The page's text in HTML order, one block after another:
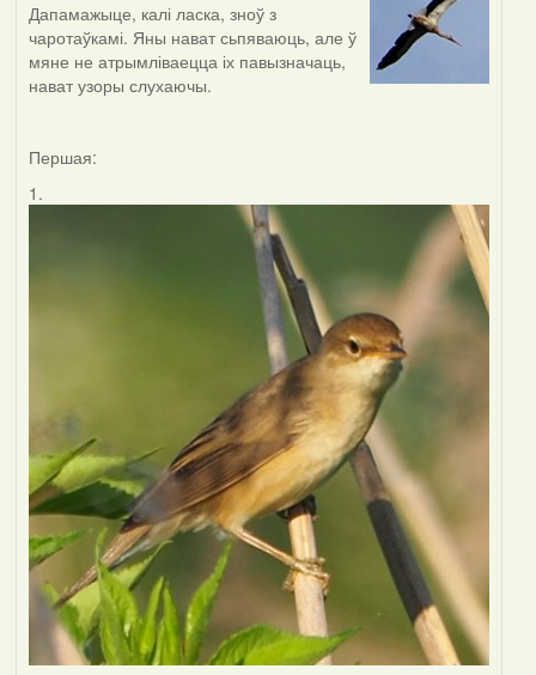
Дапамажыце, калі ласка, зноў з
чаротаўкамі. Яны нават сьпяваюць, але ў
мяне не атрымліваецца іх павызначаць,
нават узоры слухаючы.
Першая:
1.